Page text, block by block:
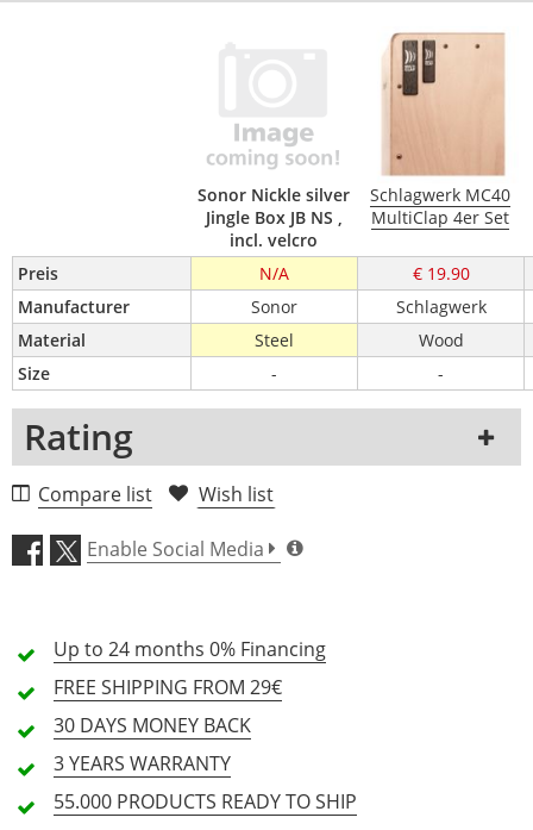
Sonor Nickle silver
Jingle Box JB NS ,
incl. velcro
Schlagwerk MC40
MultiClap 4er Set
Preis N/A
€ 19.90
Manufacturer
Sonor
Schlagwerk
Material
Steel
Wood
Size
- -
Rating
1 Review
2 Stars
1 Stars
All languages
Compare list Wish list
Enable Social Media
Up to 24 months 0% Financing
FREE SHIPPING FROM 29€
30 DAYS MONEY BACK
3 YEARS WARRANTY
55.000 PRODUCTS READY TO SHIP